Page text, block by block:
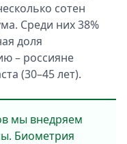
сотен
Среди них 38%
доля
– россияне
(30–45 лет).
мы внедряем
Биометрия